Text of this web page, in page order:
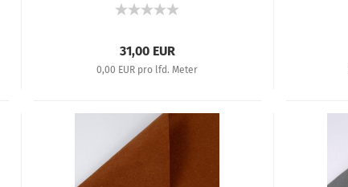
31,00 EUR
0,00 EUR pro lfd. Meter